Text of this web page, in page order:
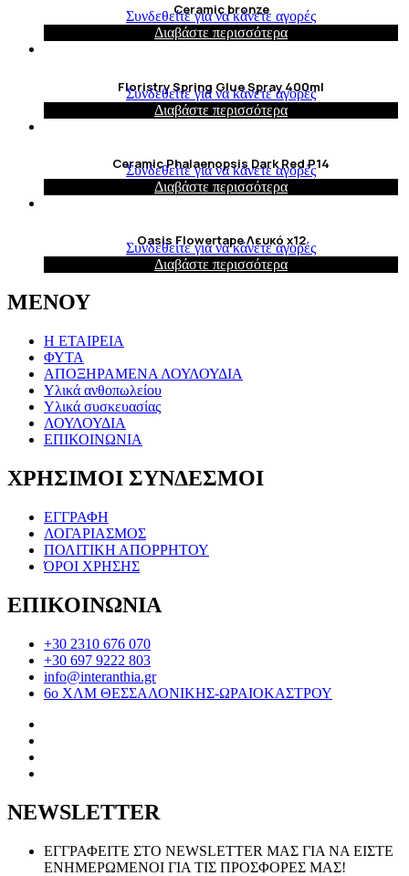
Ceramic bronze
Συνδεθείτε για να κάνετε αγορές
Διαβάστε περισσότερα
Floristry Spring Glue Spray 400ml
Συνδεθείτε για να κάνετε αγορές
Διαβάστε περισσότερα
Ceramic Phalaenopsis Dark Red P14
Συνδεθείτε για να κάνετε αγορές
Διαβάστε περισσότερα
Oasis Flowertape Λευκό x12
Συνδεθείτε για να κάνετε αγορές
Διαβάστε περισσότερα
ΜΕΝΟΥ
Η ΕΤΑΙΡΕΙΑ
ΦΥΤΑ
ΑΠΟΞΗΡΑΜΕΝΑ ΛΟΥΛΟΥΔΙΑ
Υλικά ανθοπωλείου
Υλικά συσκευασίας
ΛΟΥΛΟΥΔΙΑ
ΕΠΙΚΟΙΝΩΝΙΑ
ΧΡΗΣΙΜΟΙ ΣΥΝΔΕΣΜΟΙ
ΕΓΓΡΑΦΗ
ΛΟΓΑΡΙΑΣΜΟΣ
ΠΟΛΙΤΙΚΗ ΑΠΟΡΡΗΤΟΥ
ΌΡΟΙ ΧΡΗΣΗΣ
ΕΠΙΚΟΙΝΩΝΙΑ
+30 2310 676 070
+30 697 9222 803
info@interanthia.gr
6ο ΧΛΜ ΘΕΣΣΑΛΟΝΙΚΗΣ-ΩΡΑΙΟΚΑΣΤΡΟΥ
NEWSLETTER
ΕΓΓΡΑΦΕΙΤΕ ΣΤΟ NEWSLETTER ΜΑΣ ΓΙΑ ΝΑ ΕΙΣΤΕ
ΕΝΗΜΕΡΩΜΕΝΟΙ ΓΙΑ ΤΙΣ ΠΡΟΣΦΟΡΕΣ ΜΑΣ!